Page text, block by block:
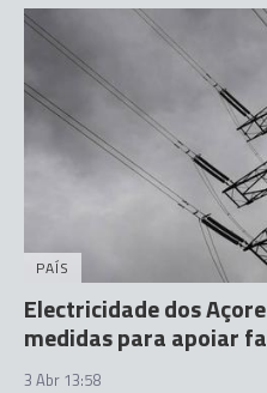
PAÍS
Electricidade dos
medidas para apoiar
3 Abr 13:58